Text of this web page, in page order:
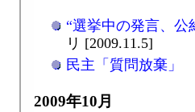
“選挙中の発言、公
リ [2009.11.5]
民主「質問放棄」
2009年10月